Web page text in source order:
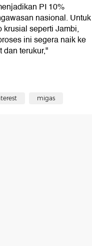
PI 10%
nasional. Untuk
seperti Jambi,
ini segera naik ke
terukur,"
migas